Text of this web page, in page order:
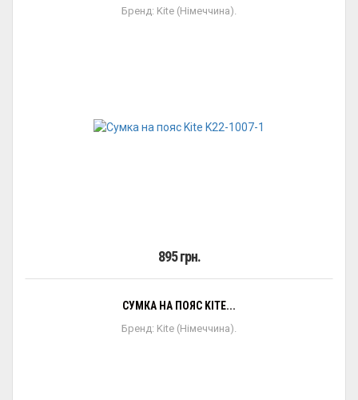
Бренд: Kite (Німеччина).
895 грн.
СУМКА НА ПОЯС KITE...
Бренд: Kite (Німеччина).